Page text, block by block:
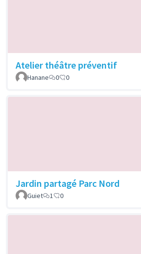
Atelier théâtre préventif
Hanane
0 0
Jardin partagé Parc Nord
Guiet
1 0